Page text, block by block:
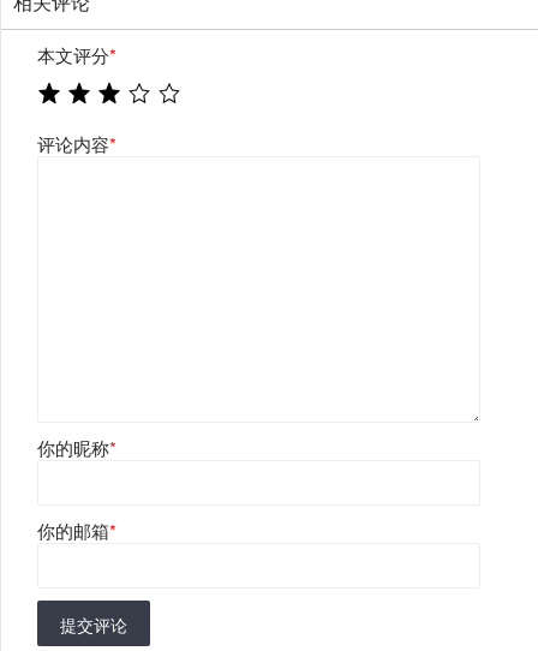
本文评分*
评论内容*
你的昵称*
你的邮箱*
提交评论